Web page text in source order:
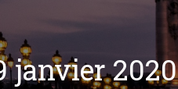
janvier 2020